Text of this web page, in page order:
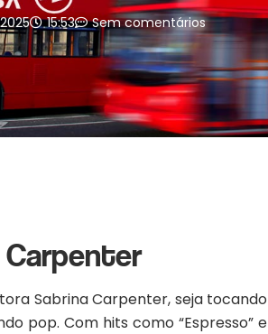
15:53 Sem comentários
Sabrina Carpenter, seja tocando
pop. Com hits como “Espresso” e